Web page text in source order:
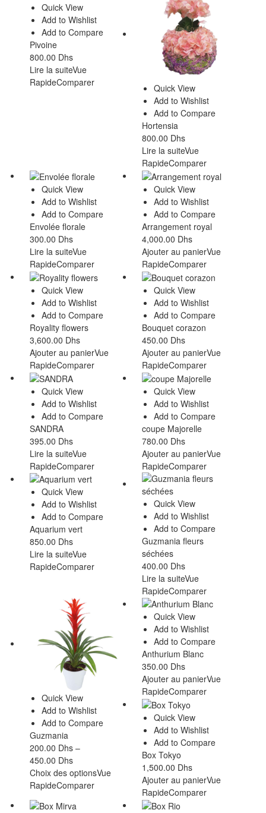
Quick View
Add to Wishlist
Add to Compare
Pivoine
800.00 Dhs
Lire la suiteVue
RapideComparer
Quick View
Add to Wishlist
Add to Compare
Hortensia
800.00 Dhs
Lire la suiteVue
RapideComparer
Quick View
Add to Wishlist
Add to Compare
Envolée florale
300.00 Dhs
Lire la suiteVue
RapideComparer
Quick View
Add to Wishlist
Add to Compare
Arrangement royal
4,000.00 Dhs
Ajouter au panierVue
RapideComparer
Quick View
Add to Wishlist
Add to Compare
Royality flowers
3,600.00 Dhs
Ajouter au panierVue
RapideComparer
Quick View
Add to Wishlist
Add to Compare
Bouquet corazon
450.00 Dhs
Ajouter au panierVue
RapideComparer
Quick View
Add to Wishlist
Add to Compare
SANDRA
395.00 Dhs
Lire la suiteVue
RapideComparer
Quick View
Add to Wishlist
Add to Compare
coupe Majorelle
780.00 Dhs
Ajouter au panierVue
RapideComparer
Quick View
Add to Wishlist
Add to Compare
Aquarium vert
850.00 Dhs
Lire la suiteVue
RapideComparer
Quick View
Add to Wishlist
Add to Compare
Guzmania fleurs
séchées
400.00 Dhs
Lire la suiteVue
RapideComparer
Quick View
Add to Wishlist
Add to Compare
Guzmania
200.00 Dhs –
450.00 Dhs
Choix des optionsVue
RapideComparer
Quick View
Add to Wishlist
Add to Compare
Anthurium Blanc
350.00 Dhs
Ajouter au panierVue
RapideComparer
Quick View
Add to Wishlist
Add to Compare
Box Tokyo
1,500.00 Dhs
Ajouter au panierVue
RapideComparer